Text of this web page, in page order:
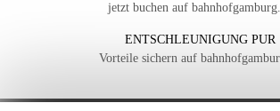
jetzt buchen auf
ENTSCHLEUNIGUNG PUR
Vorteile sichern auf